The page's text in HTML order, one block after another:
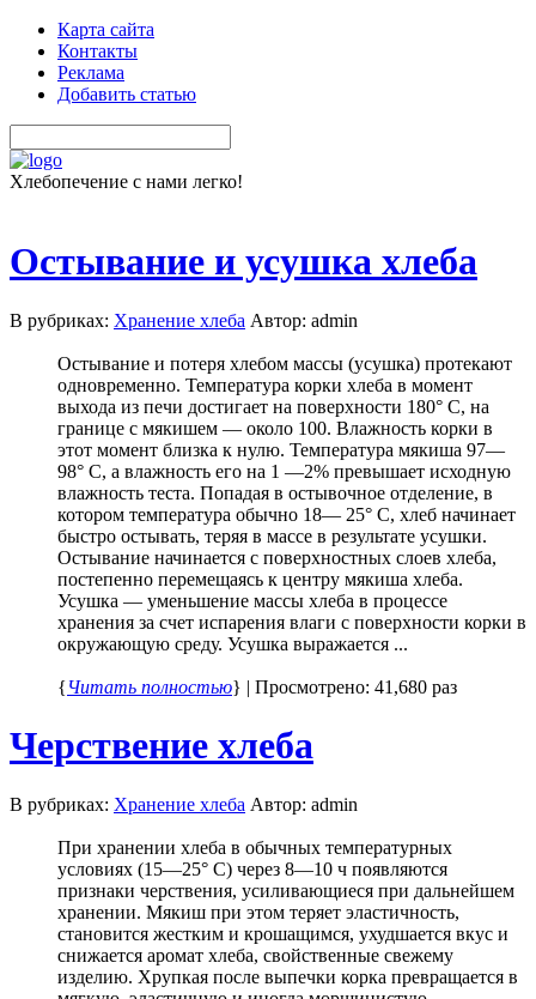
Карта сайта
Контакты
Реклама
Добавить статью
Хлебопечение с нами легко!
Остывание и усушка хлеба
В рубриках: Хранение хлеба Автор: admin
Остывание и потеря хлебом массы (усушка) протекают
одновременно. Температура корки хлеба в момент
выхода из печи достигает на поверхности 180° С, на
границе с мякишем — около 100. Влажность корки в
этот момент близка к нулю. Температура мякиша 97—
98° С, а влажность его на 1 —2% превышает исходную
влажность теста. Попадая в остывочное отделение, в
котором температура обычно 18— 25° С, хлеб начинает
быстро остывать, теряя в массе в результате усушки.
Остывание начинается с поверхностных слоев хлеба,
постепенно перемещаясь к центру мякиша хлеба.
Усушка — уменьшение массы хлеба в процессе
хранения за счет испарения влаги с поверхности корки в
окружающую среду. Усушка выражается ...
{Читать полностью} | Просмотрено: 41,680 раз
Черствение хлеба
В рубриках: Хранение хлеба Автор: admin
При хранении хлеба в обычных температурных
условиях (15—25° С) через 8—10 ч появляются
признаки черствения, усиливающиеся при дальнейшем
хранении. Мякиш при этом теряет эластичность,
становится жестким и крошащимся, ухудшается вкус и
снижается аромат хлеба, свойственные свежему
изделию. Хрупкая после выпечки корка превращается в